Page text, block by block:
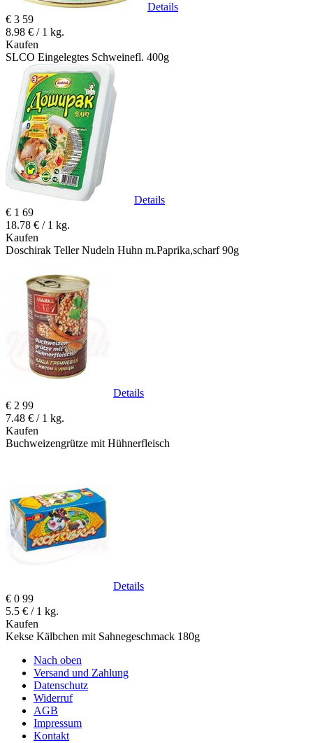
Details
€ 3 59
8.98 € / 1 kg.
Kaufen
SLCO Eingelegtes Schweinefl. 400g
Details
€ 1 69
18.78 € / 1 kg.
Kaufen
Doschirak Teller Nudeln Huhn m.Paprika,scharf 90g
Details
€ 2 99
7.48 € / 1 kg.
Kaufen
Buchweizengrütze mit Hühnerfleisch
Details
€ 0 99
5.5 € / 1 kg.
Kaufen
Kekse Kälbchen mit Sahnegeschmack 180g
Nach oben
Versand und Zahlung
Datenschutz
Widerruf
AGB
Impressum
Kontakt